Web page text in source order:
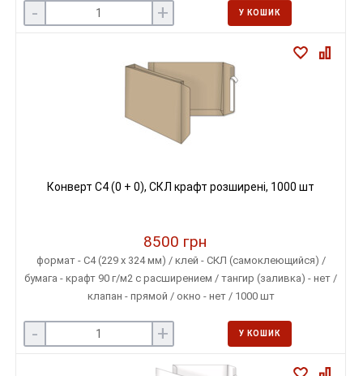
- + У КОШИК
Конверт C4 (0 + 0), СКЛ крафт розширені, 1000 шт
8500 грн
формат - С4 (229 х 324 мм) / клей - СКЛ (самоклеющийся) /
бумага - крафт 90 г/м2 с расширением / тангир (заливка) - нет /
клапан - прямой / окно - нет / 1000 шт
- + У КОШИК